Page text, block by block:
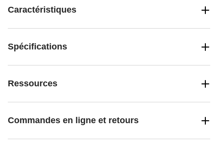
Caractéristiques
Spécifications
Ressources
Commandes en ligne et retours